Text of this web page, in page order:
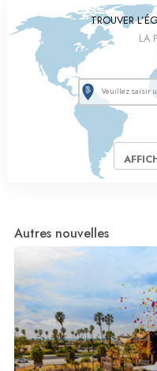
TROUVER
LA
Autres nouvelles